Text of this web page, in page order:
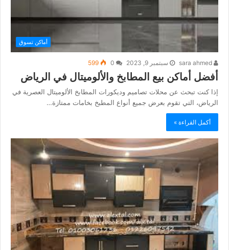
أماكن تسوق
سبتمبر 9, 2023 599
أفضل أماكن بيع المطابخ والألوميتال في الرياض
إذا كنت تبحث عن محلات تصاميم وديكورات المطابخ الألوميتال العصرية في
الرياض، التي تقوم بعرض جميع أنواع المطبخ بخامات ممتازة…
أكمل القراءة »